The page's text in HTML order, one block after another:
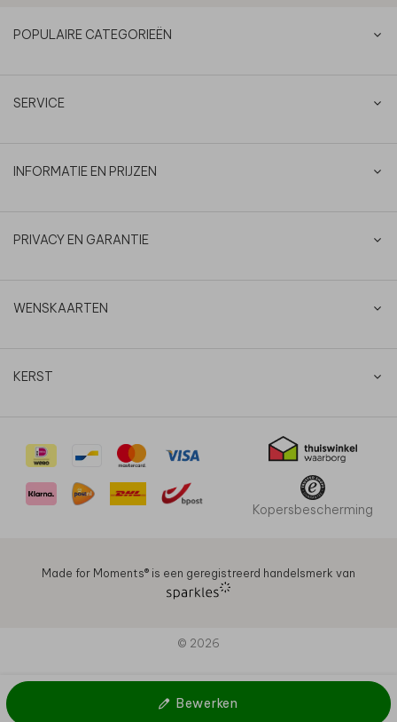
Bewerken
POPULAIRE CATEGORIEËN
SERVICE
INFORMATIE EN PRIJZEN
PRIVACY EN GARANTIE
WENSKAARTEN
KERST
Kopersbescherming
Made for Moments®️ is een geregistreerd handelsmerk van
© 2026